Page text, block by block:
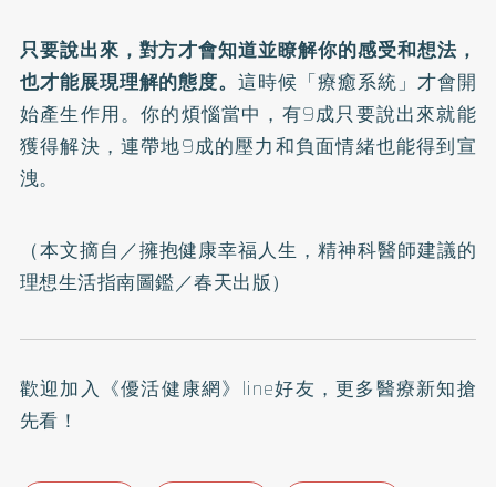
只要說出來，對方才會知道並瞭解你的感受和想法，
也才能展現理解的態度。這時候「療癒系統」才會開
始產生作用。你的煩惱當中，有9成只要說出來就能
獲得解決，連帶地9成的壓力和負面情緒也能得到宣
洩。
（本文摘自／擁抱健康幸福人生，精神科醫師建議的
理想生活指南圖鑑／春天出版）
歡迎加入 《優活健康網》line好友 ，更多醫療新知搶
先看！